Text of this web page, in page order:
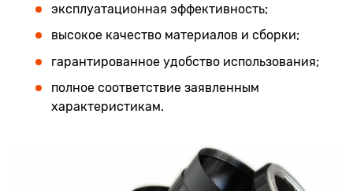
эксплуатационная эффективность;
высокое качество материалов и сборки;
гарантированное удобство использования;
полное соответствие заявленным
характеристикам.